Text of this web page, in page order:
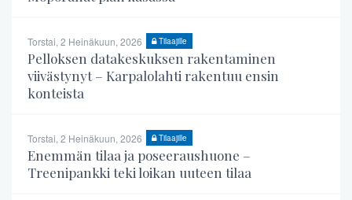
Torstai, 2 Heinäkuun, 2026 Tilaajille
Pelloksen datakeskuksen rakentaminen
viivästynyt – Karpalolahti rakentuu ensin
konteista
Torstai, 2 Heinäkuun, 2026 Tilaajille
Enemmän tilaa ja poseeraushuone –
Treenipankki teki loikan uuteen tilaa